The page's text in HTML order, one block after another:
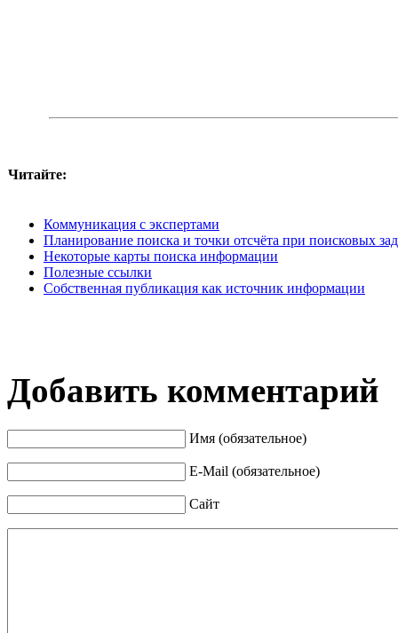
Читайте:
Коммуникация с экспертами
Планирование поиска и точки отсчёта при поисковых
Некоторые карты поиска информации
Полезные ссылки
Собственная публикация как источник информации
Добавить комментарий
Имя (обязательное)
E-Mail (обязательное)
Сайт